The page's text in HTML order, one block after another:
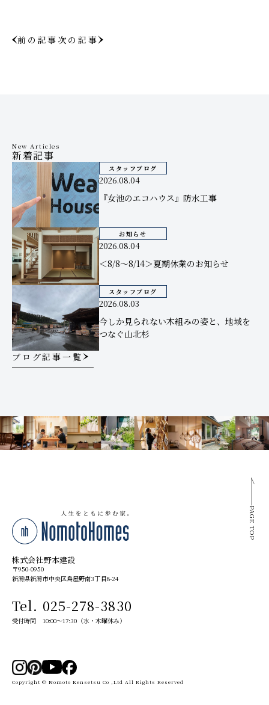
前の記事次の記事
New Articles
新着記事
ブログ記事一覧
スタッフブログ
2026.08.04
『女池のエコハウス』防水工事
お知らせ
2026.08.04
＜8/8～8/14＞夏期休業のお知らせ
スタッフブログ
2026.08.03
今しか見られない木組みの姿と、地域を
つなぐ山北杉
株式会社野本建設
〒950-0950
新潟県新潟市中央区鳥屋野南3丁目8-24
Tel. 025-278-3830
受付時間 10:00～17:30（水・木曜休み）
Copyright © Nomoto Kensetsu Co ,Ltd All Rights Reserved
PAGE TOP